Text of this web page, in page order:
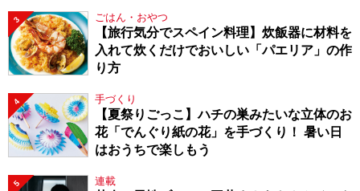
3 ごはん・おやつ
【旅行気分でスペイン料理】炊飯器に材料を
入れて炊くだけでおいしい「パエリア」の作
り方
4 手づくり
【夏祭りごっこ】ハチの巣みたいな立体のお
花「でんぐり紙の花」を手づくり！ 暑い日
はおうちで楽しもう
5 連載